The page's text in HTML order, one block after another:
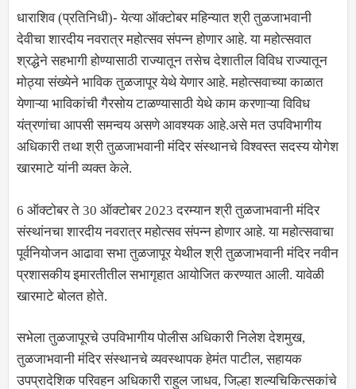
धाराशिव (प्रतिनिधी)- येत्या ऑक्टोबर महिन्यात श्री तुळजाभवानी
देवीचा शारदीय नवरात्र महोत्सव संपन्न होणार आहे. या महोत्सवात
श्रद्धेने सहभागी होण्यासाठी राज्यातून तसेच देशातील विविध राज्यातून
मोठ्या संख्येने भाविक तुळजापूर येथे येणार आहे. महोत्सवाच्या काळात
येणाऱ्या भाविकांची गैरसोय टाळण्यासाठी येथे काम करणाऱ्या विविध
यंत्रणांचा आपसी समन्वय असणे आवश्यक आहे.असे मत उपविभागीय
अधिकारी तथा श्री तुळजाभवानी मंदिर संस्थानचे विश्वस्त सदस्य योगेश
खारमाटे यांनी व्यक्त केले.
6 ऑक्टोबर ते 30 ऑक्टोबर 2023 दरम्यान श्री तुळजाभवानी मंदिर
संस्थांनचा शारदीय नवरात्र महोत्सव संपन्न होणार आहे. या महोत्सवाचा
पूर्वनियोजन आढावा सभा तुळजापूर येथील श्री तुळजाभवानी मंदिर नवीन
प्रशासकीय इमारतीतील सभागृहात आयोजित करण्यात आली. यावेळी
खारमाटे बोलत होते.
सभेला तुळजापूरचे उपविभागीय पोलीस अधिकारी निलेश देशमुख,
तुळजाभवानी मंदिर संस्थानचे व्यवस्थापक हेमंत पाटील, सहायक
उपप्रादेशिक परिवहन अधिकारी राहुल जाधव, जिल्हा शल्यचिकित्सकांचे